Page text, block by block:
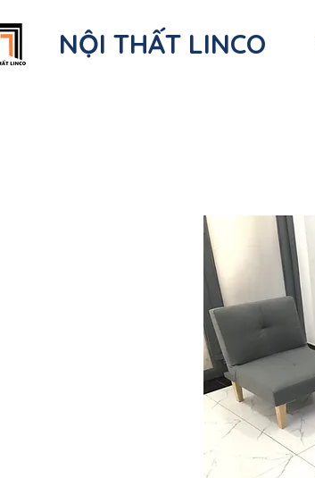
NỘI THẤT LINCO